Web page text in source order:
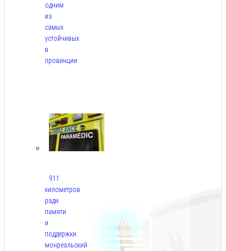
одним
из
самых
устойчивых
в
провинции
911
километров
ради
памяти
и
поддержки:
монреальский